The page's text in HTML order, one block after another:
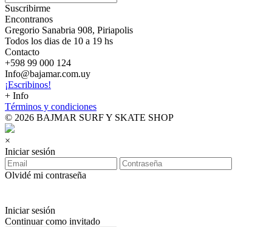
Suscribirme
Encontranos
Gregorio Sanabria 908, Piriapolis
Todos los dias de 10 a 19 hs
Contacto
+598 99 000 124
Info@bajamar.com.uy
¡Escribinos!
+ Info
Términos y condiciones
© 2026 BAJMAR SURF Y SKATE SHOP
×
Iniciar sesión
Olvidé mi contraseña
Iniciar sesión
Continuar como invitado